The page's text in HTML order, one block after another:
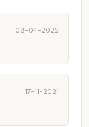
08-04-2022
17-11-2021